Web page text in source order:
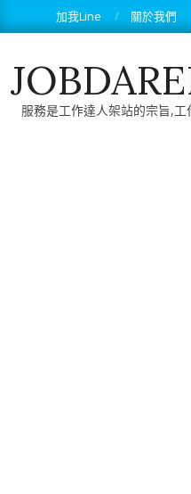
to
加我Line 關於我們
服務是工作達人架站的宗旨,